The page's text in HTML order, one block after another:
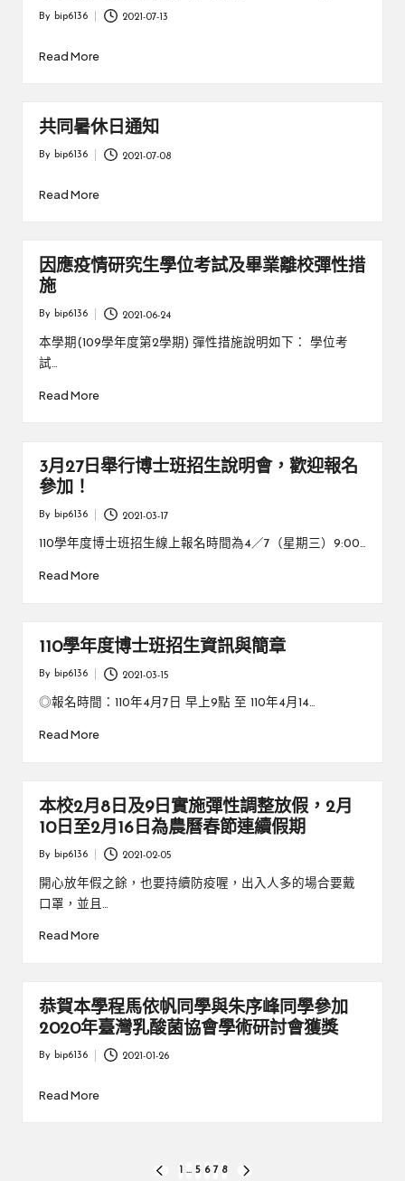
Posted
By bip6136 2021-07-13
Read More
共同暑休日通知
Posted
By bip6136 2021-07-08
Read More
因應疫情研究生學位考試及畢業離校彈性措
施
Posted
By bip6136 2021-06-24
本學期(109學年度第2學期) 彈性措施說明如下： 學位考
試…
Read More
3月27日舉行博士班招生說明會，歡迎報名
參加！
Posted
By bip6136 2021-03-17
110學年度博士班招生線上報名時間為4／7（星期三）9:00…
Read More
110學年度博士班招生資訊與簡章
Posted
By bip6136 2021-03-15
◎報名時間：110年4月7日 早上9點 至 110年4月14…
Read More
本校2月8日及9日實施彈性調整放假，2月
10日至2月16日為農曆春節連續假期
Posted
By bip6136 2021-02-05
開心放年假之餘，也要持續防疫喔，出入人多的場合要戴
口罩，並且…
Read More
恭賀本學程馬依帆同學與朱序峰同學參加
2020年臺灣乳酸菌協會學術研討會獲獎
Posted
By bip6136 2021-01-26
Read More
PREVIOUS
... 5 6 7 8